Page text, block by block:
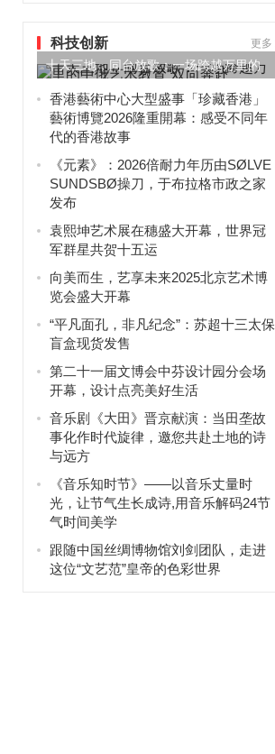
科技创新 更多
十天三地，同台放歌：一场跨越万里的
中俄艺术教育“双向奔赴”
香港藝術中心大型盛事「珍藏香港」
藝術博覽2026隆重開幕：感受不同年
代的香港故事
《元素》：2026倍耐力年历由SØLVE
SUNDSBØ操刀，于布拉格市政之家
发布
袁熙坤艺术展在穗盛大开幕，世界冠
军群星共贺十五运
向美而生，艺享未来2025北京艺术博
览会盛大开幕
“平凡面孔，非凡纪念”：苏超十三太保
盲盒现货发售
第二十一届文博会中芬设计园分会场
开幕，设计点亮美好生活
音乐剧《大田》晋京献演：当田垄故
事化作时代旋律，邀您共赴土地的诗
与远方
《音乐知时节》——以音乐丈量时
光，让节气生长成诗,用音乐解码24节
气时间美学
跟随中国丝绸博物馆刘剑团队，走进
这位“文艺范”皇帝的色彩世界